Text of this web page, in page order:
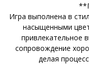
Игра выполнена в
насыщенными
привлекательное
сопровождение
делая